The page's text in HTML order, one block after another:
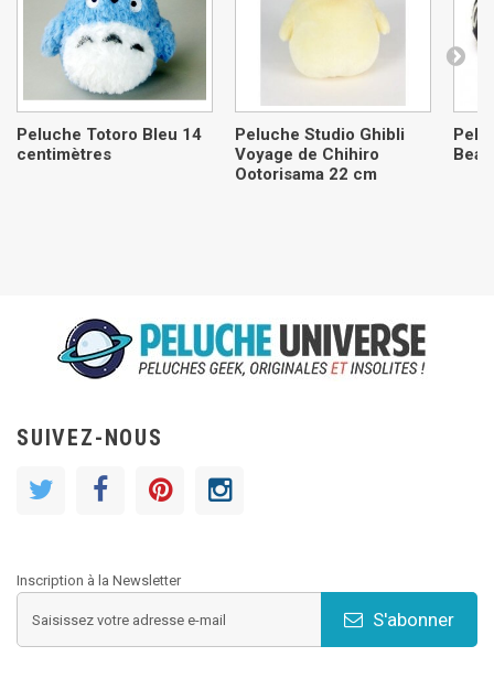
Peluche Totoro Bleu 14
centimètres
Peluche Studio Ghibli
Voyage de Chihiro
Ootorisama 22 cm
SUIVEZ-NOUS
Inscription à la Newsletter
S'abonner